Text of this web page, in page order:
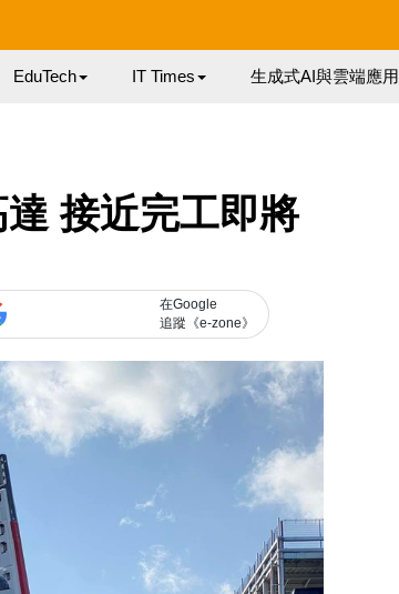
EduTech IT Times 生成式AI與雲端應用
達 接近完工即將
在Google
追蹤《e-zone》